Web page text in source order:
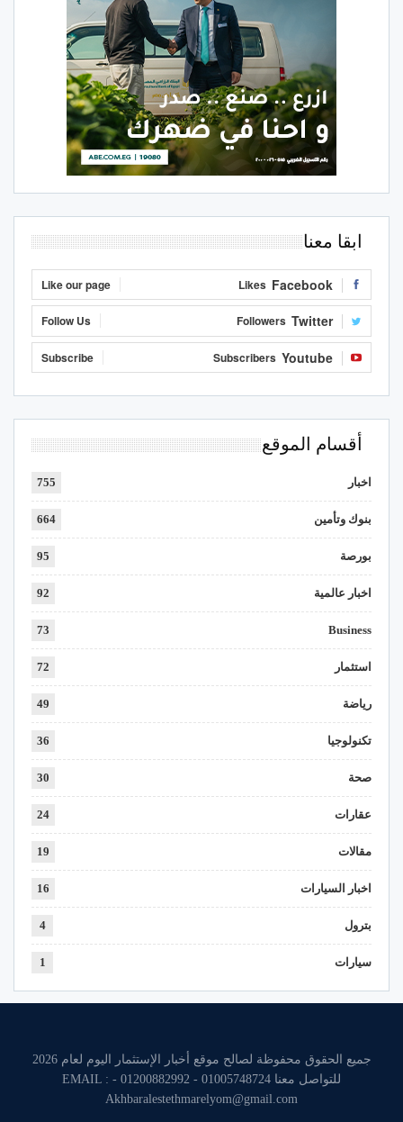
ابقا معنا
Facebook
Likes
Like our page
Twitter
Followers
Follow Us
Youtube
Subscribers
Subscribe
أقسام الموقع
اخبار 755
بنوك وتأمين 664
بورصة 95
اخبار عالمية 92
Business
73
استثمار 72
رياضة 49
تكنولوجيا 36
صحة 30
عقارات 24
مقالات 19
اخبار السيارات 16
بترول 4
سيارات 1
جميع الحقوق محفوظة لصالح موقع أخبار الإستثمار اليوم لعام 2026
للتواصل معنا 01005748724 - 01200882992 - EMAIL :
Akhbaralestethmarelyom@gmail.com